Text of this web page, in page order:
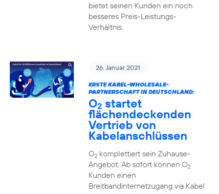
bietet seinen Kunden ein noch
besseres Preis-Leistungs-
Verhältnis.
26. Januar 2021
ERSTE KABEL-WHOLESALE-
PARTNERSCHAFT IN DEUTSCHLAND:
O2 startet
flächendeckenden
Vertrieb von
Kabelanschlüssen
O2komplettiert sein Zuhause-
Angebot: Ab sofort können O2
Kunden einen
Breitbandinternetzugang via Kabel